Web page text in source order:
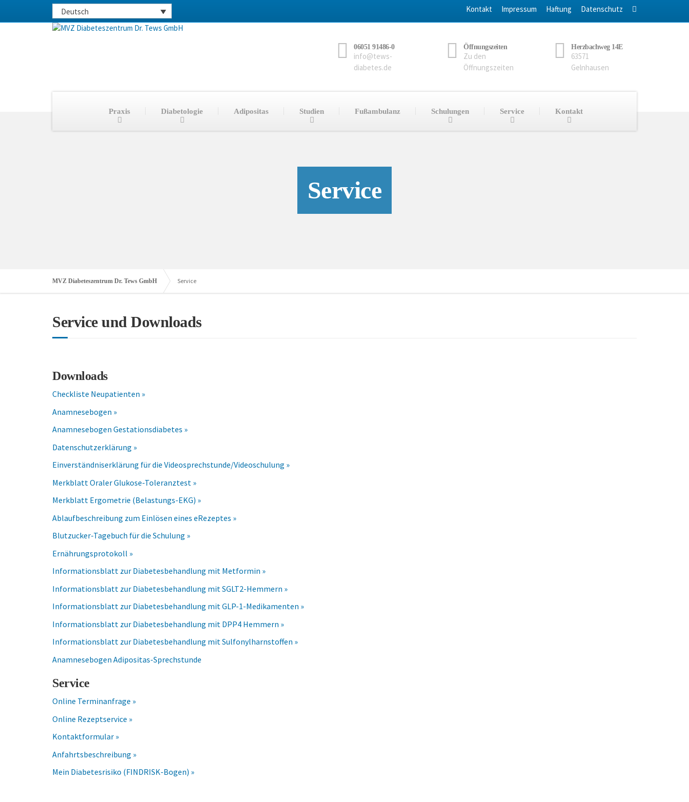
Deutsch Kontakt Impressum Haftung Datenschutz
06051 91486-0
info@tews-
diabetes.de
Öffnungszeiten
Zu den
Öffnungszeiten
Herzbachweg 14E
63571
Gelnhausen
Praxis Diabetologie Adipositas Studien Fußambulanz Schulungen Service Kontakt
Service
MVZ Diabeteszentrum Dr. Tews GmbH Service
Service und Downloads
Downloads
Checkliste Neupatienten »
Anamnesebogen »
Anamnesebogen Gestationsdiabetes »
Datenschutzerklärung »
Einverständniserklärung für die Videosprechstunde/Videoschulung »
Merkblatt Oraler Glukose-Toleranztest »
Merkblatt Ergometrie (Belastungs-EKG) »
Ablaufbeschreibung zum Einlösen eines eRezeptes »
Blutzucker-Tagebuch für die Schulung »
Ernährungsprotokoll »
Informationsblatt zur Diabetesbehandlung mit Metformin »
Informationsblatt zur Diabetesbehandlung mit SGLT2-Hemmern »
Informationsblatt zur Diabetesbehandlung mit GLP-1-Medikamenten »
Informationsblatt zur Diabetesbehandlung mit DPP4 Hemmern »
Informationsblatt zur Diabetesbehandlung mit Sulfonylharnstoffen »
Anamnesebogen Adipositas-Sprechstunde
Service
Online Terminanfrage »
Online Rezeptservice »
Kontaktformular »
Anfahrtsbeschreibung »
Mein Diabetesrisiko (FINDRISK-Bogen) »